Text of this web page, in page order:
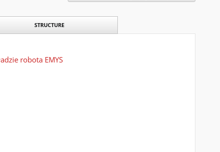
STRUCTURE
robota EMYS